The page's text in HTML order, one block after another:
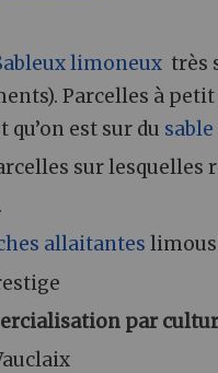
limoneux très
Parcelles à
qu’on est sur du sable
sur lesquelles
allaitantes
par